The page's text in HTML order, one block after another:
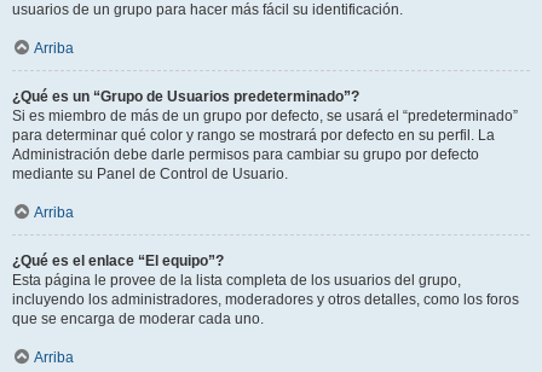
usuarios de un grupo para hacer más fácil su identificación.
Arriba
¿Qué es un “Grupo de Usuarios predeterminado”?
Si es miembro de más de un grupo por defecto, se usará el “predeterminado”
para determinar qué color y rango se mostrará por defecto en su perfil. La
Administración debe darle permisos para cambiar su grupo por defecto
mediante su Panel de Control de Usuario.
Arriba
¿Qué es el enlace “El equipo”?
Esta página le provee de la lista completa de los usuarios del grupo,
incluyendo los administradores, moderadores y otros detalles, como los foros
que se encarga de moderar cada uno.
Arriba